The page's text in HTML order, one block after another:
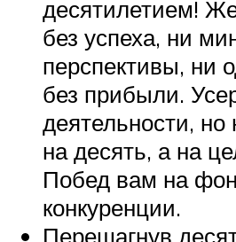
десятилетием!
без успеха, ни
перспективы, ни
без прибыли.
деятельности, но
на десять, а на
Побед вам на
конкуренции.
Перешагнув